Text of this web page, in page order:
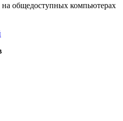
на общедоступных компьютерах